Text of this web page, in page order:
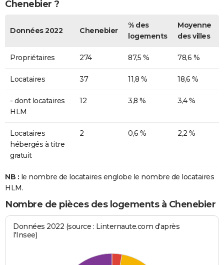
Chenebier ?
Données 2022 Chenebier
% des
logements
Moyenne
des villes
Propriétaires 274 87,5 % 78,6 %
Locataires 37 11,8 % 18,6 %
- dont locataires
HLM
12 3,8 % 3,4 %
Locataires
hébergés à titre
gratuit
2 0,6 % 2,2 %
NB : le nombre de locataires englobe le nombre de locataires
HLM.
Nombre de pièces des logements à Chenebier
Données 2022 (source : Linternaute.com d'après
l'Insee)